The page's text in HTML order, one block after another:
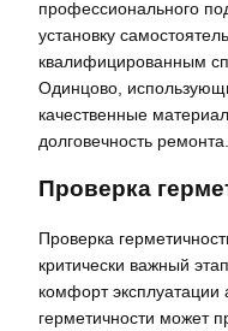
профессионального
установку
квалифицированным
Одинцово,
качественные
долговечность ремонта.
Проверка
Проверка
критически важный
комфорт
герметичности может